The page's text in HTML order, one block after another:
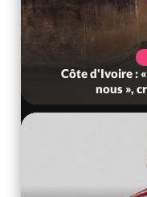
Côte d'Ivoire :
nous »,